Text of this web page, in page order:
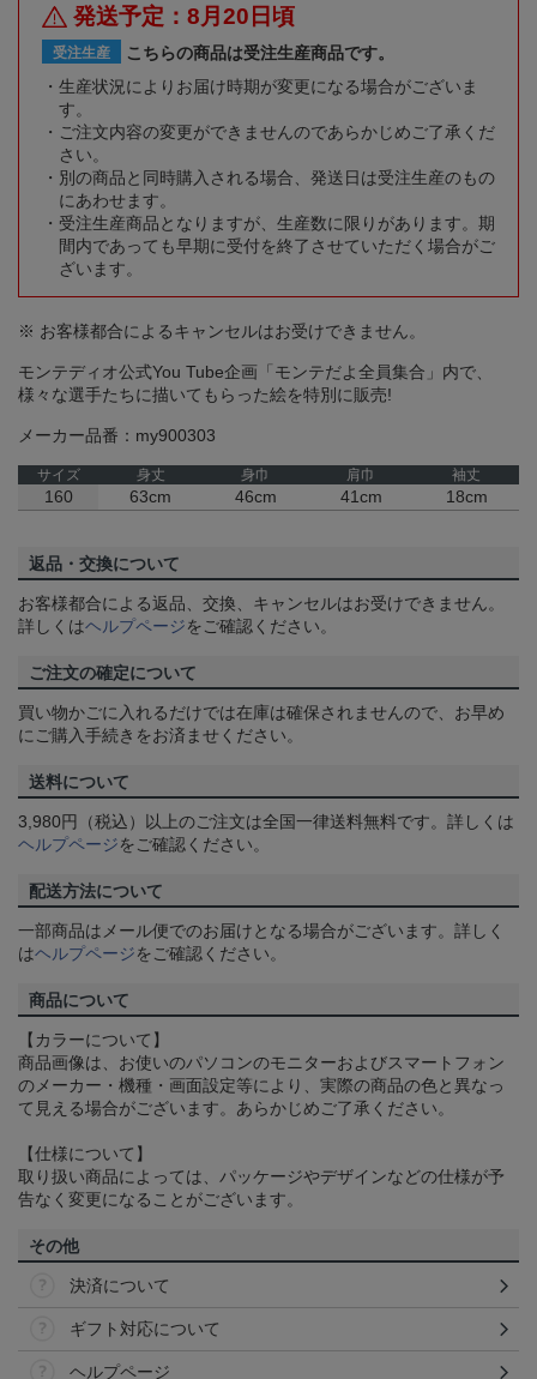
発送予定：8月20日頃
受注生産
こちらの商品は受注生産商品です。
生産状況によりお届け時期が変更になる場合がございま
す。
ご注文内容の変更ができませんのであらかじめご了承くだ
さい。
別の商品と同時購入される場合、発送日は受注生産のもの
にあわせます。
受注生産商品となりますが、生産数に限りがあります。期
間内であっても早期に受付を終了させていただく場合がご
ざいます。
※ お客様都合によるキャンセルはお受けできません。
モンテディオ公式You Tube企画「モンテだよ全員集合」内で、
様々な選手たちに描いてもらった絵を特別に販売!
メーカー品番：my900303
サイズ 身丈 身巾 肩巾 袖丈
160 63cm 46cm 41cm 18cm
返品・交換について
お客様都合による返品、交換、キャンセルはお受けできません。
詳しくはヘルプページをご確認ください。
ご注文の確定について
買い物かごに入れるだけでは在庫は確保されませんので、お早め
にご購入手続きをお済ませください。
送料について
3,980円（税込）以上のご注文は全国一律送料無料です。詳しくは
ヘルプページをご確認ください。
配送方法について
一部商品はメール便でのお届けとなる場合がございます。詳しく
はヘルプページをご確認ください。
商品について
【カラーについて】
商品画像は、お使いのパソコンのモニターおよびスマートフォン
のメーカー・機種・画面設定等により、実際の商品の色と異なっ
て見える場合がございます。あらかじめご了承ください。
【仕様について】
取り扱い商品によっては、パッケージやデザインなどの仕様が予
告なく変更になることがございます。
その他
決済について
ギフト対応について
ヘルプページ